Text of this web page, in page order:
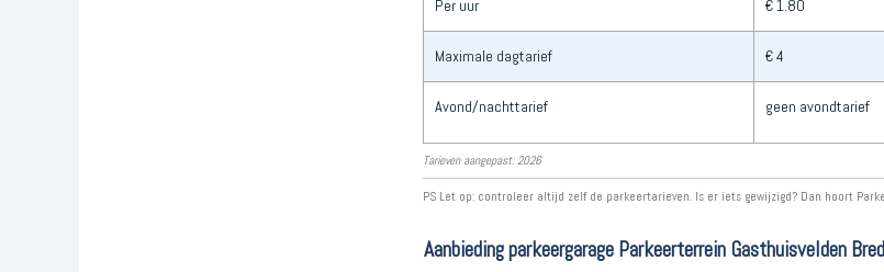
Per uur € 1.80
Maximale dagtarief € 4
Avond/nachttarief geen avondtarief
Tarieven aangepast: 2026
PS Let op: controleer altijd zelf de parkeertarieven. Is er iets gewijzigd? Dan hoort
Aanbieding parkeergarage Parkeerterrein Gasthuisvelden